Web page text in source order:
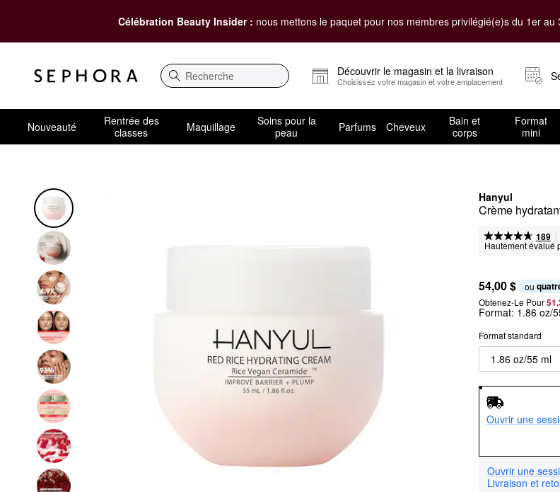
Célébration Beauty Insider : nous mettons le paquet pour nos membres privilégié(e)s du 1er au
Recherche
Découvrir le magasin et la livraison
Choisissez votre magasin et votre emplacement
Nouveauté
Rentrée des
classes
Maquillage
Soins pour la
peau
Parfums Cheveux
Bain et
corps
Format
mini
Hanyul
Crème
189 |
Hautement évalué
54,00 $ ou
Obtenez-Le Pour
Format: 1.86 oz/
Format standard
1.86 oz/55 ml
Ouvrir une
Ouvrir une
Livraison et